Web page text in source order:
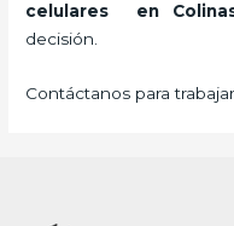
celulares en
decisión.
Contáctanos para